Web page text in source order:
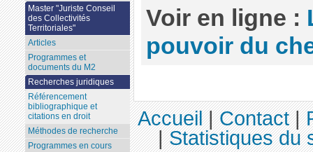
Voir en ligne :
pouvoir du
Master "Juriste Conseil
des Collectivités
Territoriales"
Articles
Programmes et
documents du M2
Recherches juridiques
Référencement
bibliographique et
citations en droit
Méthodes de recherche
Programmes en cours
Accueil|Contact|
|Statistiques du